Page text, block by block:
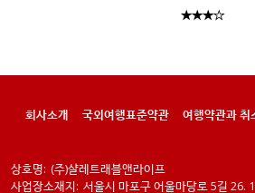
★★★☆
회사소개 국외여행표준약관 여행약관과 취
상호명: (주)샬레트래블앤라이프
사업장소재지: 서울시 마포구 어울마당로 5길 26.